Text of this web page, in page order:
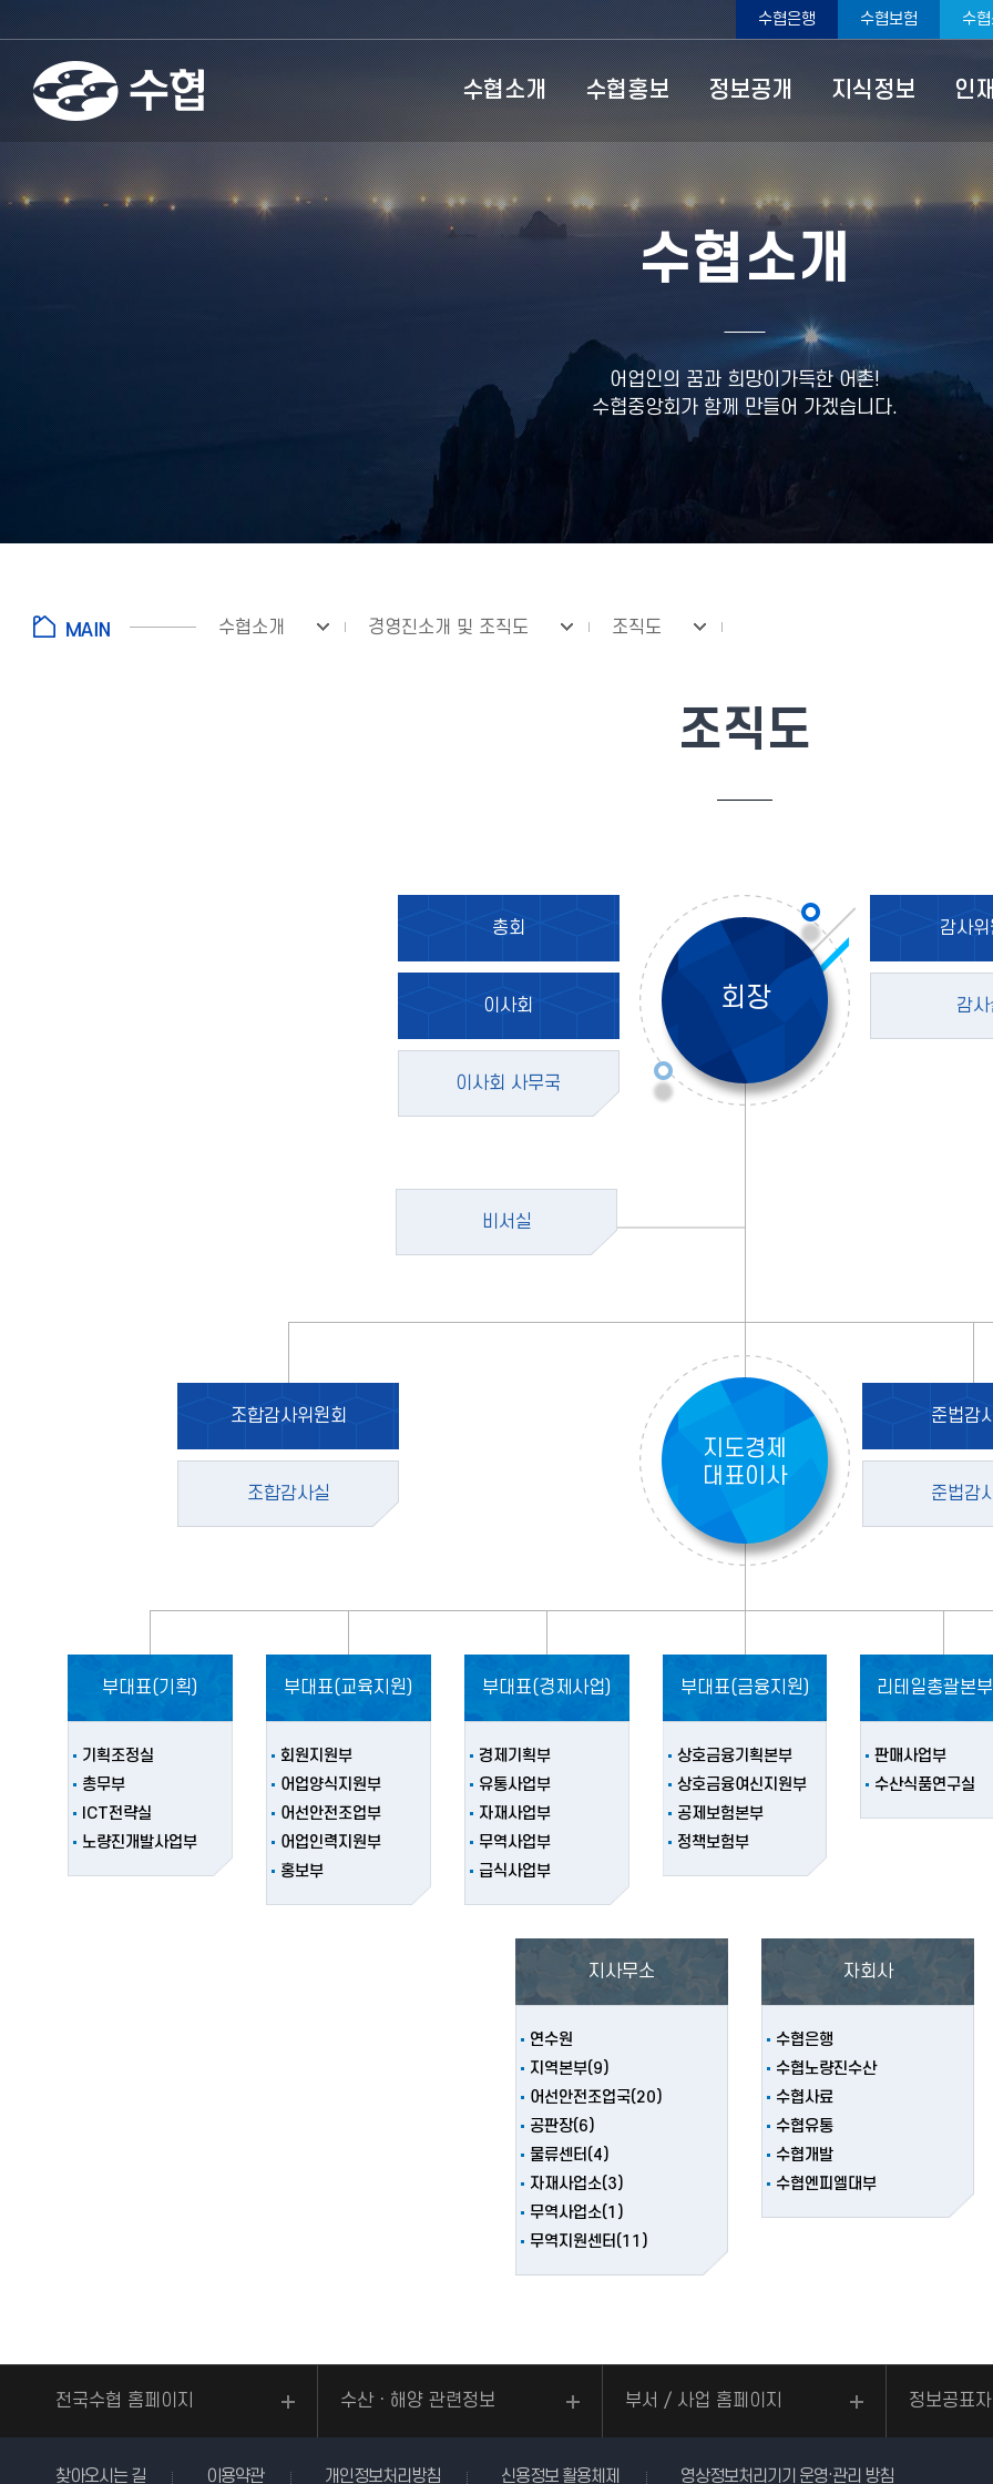
수협은행 수협보험 수
fnctId=sitemenu,menuViewType=top
수협소개 수협홍보 정보공개 지식정보 인
수협소개
어업인의 꿈과 희망이가득한 어촌!
수협중앙회가 함께 만들어 가겠습니다.
수협소개 경영진소개 및 조직도 조직도
조직도
회장
총회
이사회
이사회 사무국
감사
감
비서실
조합감사위원회
조합감사실
준법감
준법감
지도경제
대표이사
부대표(기획)
기획조정실
총무부
ICT전략실
노량진개발사업부
부대표(교육지원)
회원지원부
어업양식지원부
어선안전조업부
어업인력지원부
홍보부
부대표(경제사업)
경제기획부
유통사업부
자재사업부
무역사업부
급식사업부
부대표(금융지원)
상호금융기획본부
상호금융여신지원부
공제보험본부
정책보험부
리테일총괄본
판매사업부
수산식품연구실
지사무소
연수원
지역본부(9)
어선안전조업국(20)
공판장(6)
물류센터(4)
자재사업소(3)
무역사업소(1)
무역지원센터(11)
자회사
수협은행
수협노량진수산
수협사료
수협유통
수협개발
수협엔피엘대부
전국수협 홈페이지 수산ㆍ해양 관련정보 부서 / 사업 홈페이지 정보공표
찾아오시는 길 이용약관 개인정보처리방침 신용정보 활용체제 영상정보처리기기 운영·관리 방침